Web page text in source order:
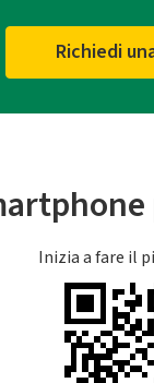
Richiedi
Inizia a fare il